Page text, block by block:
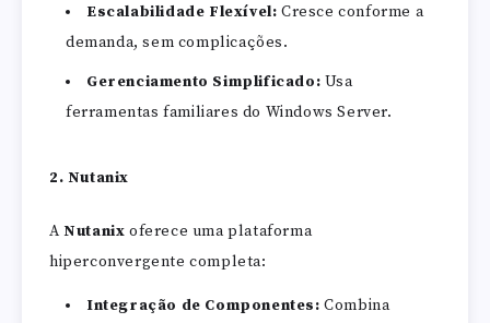
Escalabilidade Flexível: Cresce conforme a
demanda, sem complicações.
Gerenciamento Simplificado: Usa
ferramentas familiares do Windows Server.
2. Nutanix
ANutanix oferece uma plataforma
hiperconvergente completa:
Integração de Componentes: Combina